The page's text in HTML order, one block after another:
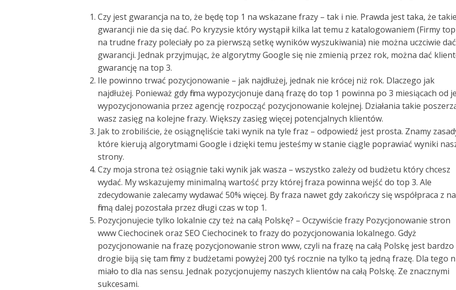
Czy jest gwarancja na to, że będę top 1 na wskazane frazy – tak i nie. Prawda jest taka, że
gwarancji nie da się dać. Po kryzysie który wystąpił kilka lat temu z katalogowaniem (Firmy top
na trudne frazy poleciały po za pierwszą setkę wyników wyszukiwania) nie można uczciwie dać
gwarancji. Jednak przyjmując, że algorytmy Google się nie zmienią przez rok, można dać
gwarancję na top 3.
Ile powinno trwać pozycjonowanie – jak najdłużej, jednak nie krócej niż rok. Dlaczego jak
najdłużej. Ponieważ gdy firma wypozycjonuje daną frazę do top 1 powinna po 3 miesiącach od
wypozycjonowania przez agencję rozpocząć pozycjonowanie kolejnej. Działania takie
wasz zasięg na kolejne frazy. Większy zasięg więcej potencjalnych klientów.
Jak to zrobiliście, że osiągnęliście taki wynik na tyle fraz – odpowiedź jest prosta. Znamy
które kierują algorytmami Google i dzięki temu jesteśmy w stanie ciągle poprawiać wyniki
strony.
Czy moja strona też osiągnie taki wynik jak wasza – wszystko zależy od budżetu który chcesz
wydać. My wskazujemy minimalną wartość przy której fraza powinna wejść do top 3. Ale
zdecydowanie zalecamy wydawać 50% więcej. By fraza nawet gdy zakończy się współpraca z
firmą dalej pozostała przez długi czas w top 1.
Pozycjonujecie tylko lokalnie czy też na całą Polskę? – Oczywiście frazy Pozycjonowanie stron
www Ciechocinek oraz SEO Ciechocinek to frazy do pozycjonowania lokalnego. Gdyż
pozycjonowanie na frazę pozycjonowanie stron www, czyli na frazę na całą Polskę jest bardzo
drogie biją się tam firmy z budżetami powyżej 200 tyś rocznie na tylko tą jedną frazę. Dla tego
miało to dla nas sensu. Jednak pozycjonujemy naszych klientów na całą Polskę. Ze znacznymi
sukcesami.